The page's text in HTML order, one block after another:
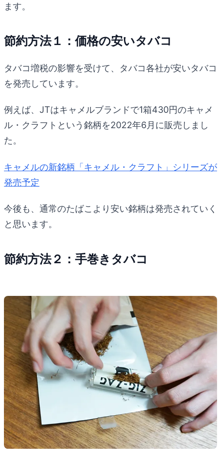
ます。
節約方法１：価格の安いタバコ
タバコ増税の影響を受けて、タバコ各社が安いタバコ
を発売しています。
例えば、JTはキャメルブランドで1箱430円のキャメ
ル・クラフトという銘柄を2022年6月に販売しまし
た。
キャメルの新銘柄「キャメル・クラフト」シリーズが
発売予定
今後も、通常のたばこより安い銘柄は発売されていく
と思います。
節約方法２：手巻きタバコ